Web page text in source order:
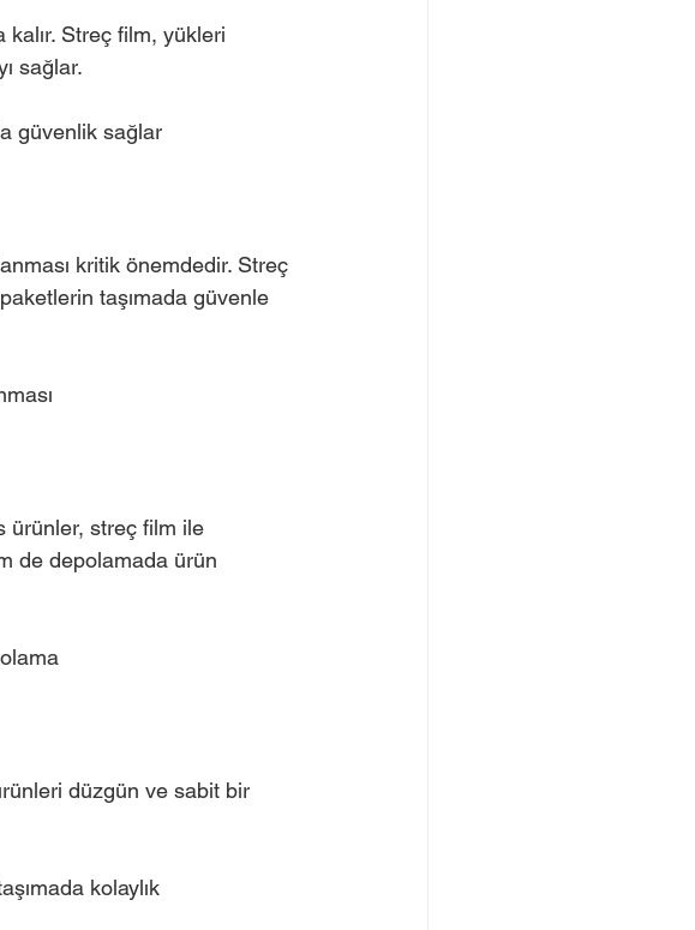
kalır. Streç film, yükleri
sağlar.
güvenlik sağlar
kritik önemdedir. Streç
taşımada güvenle
ürünler, streç film ile
de depolamada ürün
düzgün ve sabit bir
kolaylık